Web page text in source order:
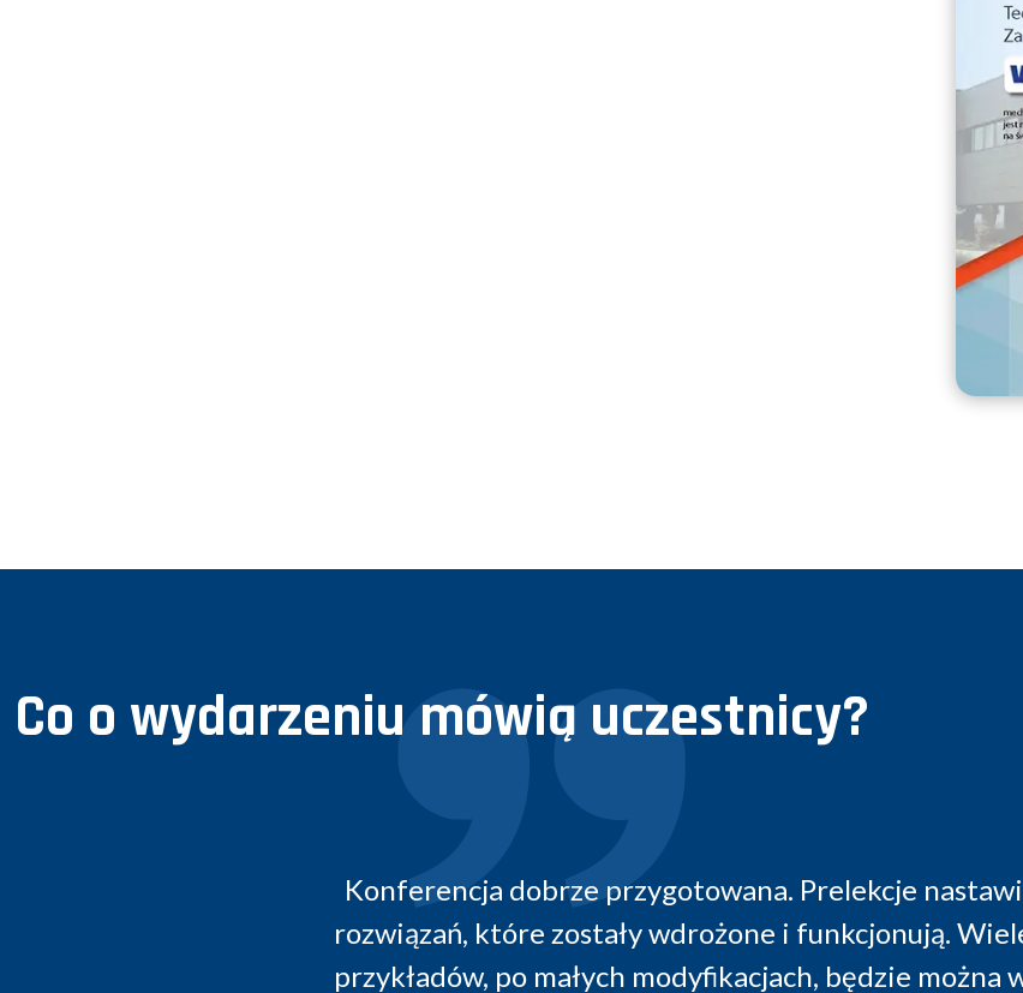
Co o wydarzeniu mówią uczestnicy?
dobrze przygotowana. Prelekcje nastawione na przekazanie
które zostały wdrożone i funkcjonują. Wiele zaprezentowanych
po małych modyfikacjach, będzie można wprowadzić w innych
branż